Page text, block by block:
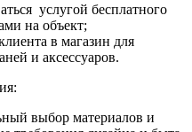
услугой бесплатного
на объект;
в магазин для
и аксессуаров.
выбор материалов и